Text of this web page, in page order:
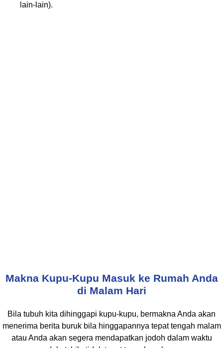
lain-lain).
Makna Kupu-Kupu Masuk ke Rumah Anda
di Malam Hari
Bila tubuh kita dihinggapi kupu-kupu, bermakna Anda akan
menerima berita buruk bila hinggapannya tepat tengah malam
atau Anda akan segera mendapatkan jodoh dalam waktu